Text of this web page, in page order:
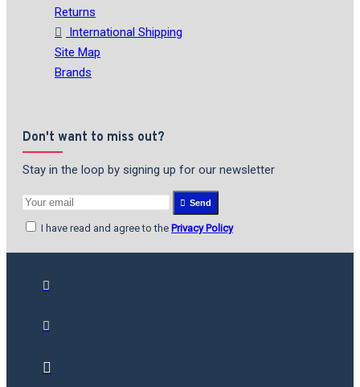
Returns
International Shipping
Site Map
Brands
Don't want to miss out?
Stay in the loop by signing up for our newsletter
Send
I have read and agree to the Privacy Policy